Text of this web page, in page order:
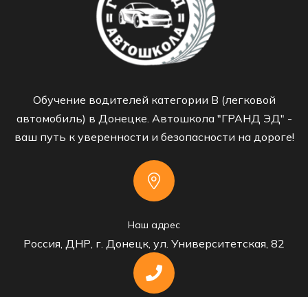
Обучение водителей категории B (легковой
автомобиль) в Донецке. Автошкола "ГРАНД ЭД" -
ваш путь к уверенности и безопасности на дороге!
Наш адрес
Россия, ДНР, г. Донецк, ул. Университетская, 82